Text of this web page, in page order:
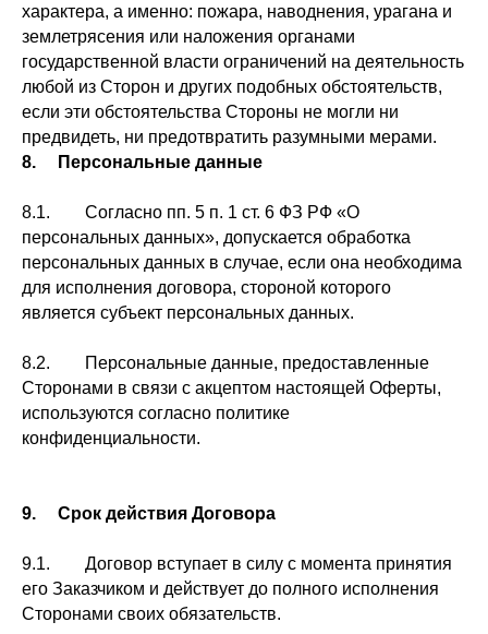
характера, а именно: пожара, наводнения, урагана и
землетрясения или наложения органами
государственной власти ограничений на деятельность
любой из Сторон и других подобных обстоятельств,
если эти обстоятельства Стороны не могли ни
предвидеть, ни предотвратить разумными мерами.
8. Персональные данные
8.1. Согласно пп. 5 п. 1 ст. 6 ФЗ РФ «О
персональных данных», допускается обработка
персональных данных в случае, если она необходима
для исполнения договора, стороной которого
является субъект персональных данных.
8.2. Персональные данные, предоставленные
Сторонами в связи с акцептом настоящей Оферты,
используются согласно политике
конфиденциальности.
9. Срок действия Договора
9.1. Договор вступает в силу с момента принятия
его Заказчиком и действует до полного исполнения
Сторонами своих обязательств.